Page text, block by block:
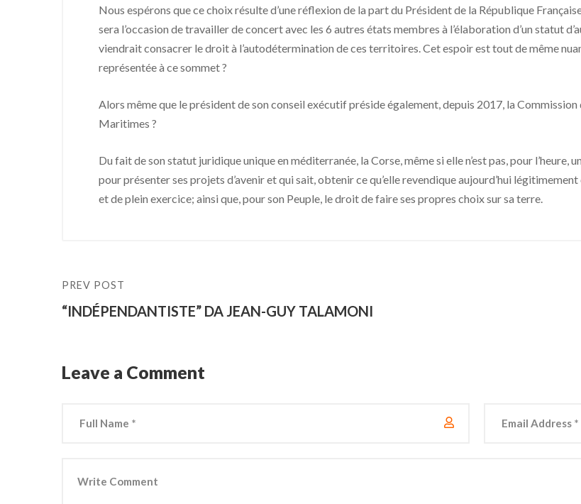
Nous espérons que ce choix résulte d’une réflexion de la part du Président de la République
sera l’occasion de travailler de concert avec les 6 autres états membres à l’élaboration d’un statut
viendrait consacrer le droit à l’autodétermination de ces territoires. Cet espoir est tout de même
représentée à ce sommet ?
Alors même que le président de son conseil exécutif préside également, depuis 2017, la
Maritimes ?
Du fait de son statut juridique unique en méditerranée, la Corse, même si elle n’est pas, pour l’heure,
pour présenter ses projets d’avenir et qui sait, obtenir ce qu’elle revendique aujourd’hui
et de plein exercice; ainsi que, pour son Peuple, le droit de faire ses propres choix sur sa terre.
PREV POST
“INDÉPENDANTISTE” DA JEAN-GUY TALAMONI
Leave a Comment